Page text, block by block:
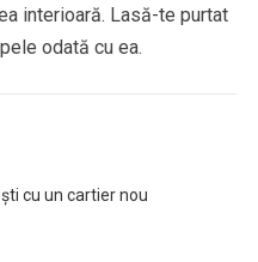
interioară. Lasă-te purtat
odată cu ea.
cu un cartier nou